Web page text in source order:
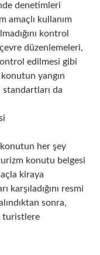
denetimleri
amaçlı kullanım
kontrol
düzenlemeleri,
edilmesi gibi
yangın
da
her şey
konutu belgesi
kiraya
resmi
sonra,
turistlere